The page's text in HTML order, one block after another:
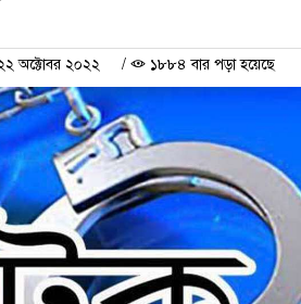
অক্টোবর ২০২২ / ১৮৮৪ বার পড়া হয়েছে